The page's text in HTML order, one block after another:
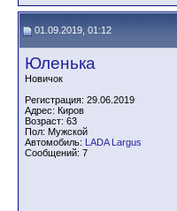
01.09.2019, 01:12
Юленька
Новичок
Регистрация: 29.06.2019
Адрес: Киров
Возраст: 63
Пол: Мужской
Автомобиль: LADA Largus
Сообщений: 7